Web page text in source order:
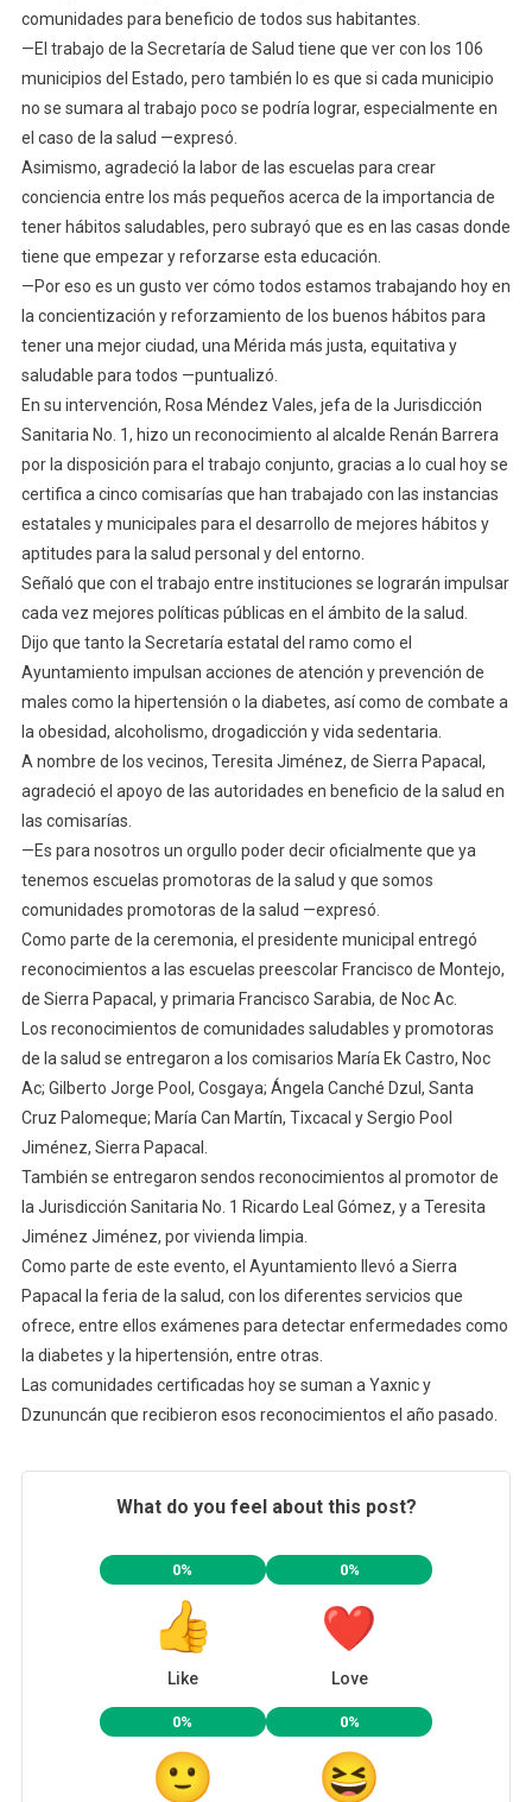
comunidades para beneficio de todos sus habitantes.
—El trabajo de la Secretaría de Salud tiene que ver con los 106
municipios del Estado, pero también lo es que si cada municipio
no se sumara al trabajo poco se podría lograr, especialmente en
el caso de la salud —expresó.
Asimismo, agradeció la labor de las escuelas para crear
conciencia entre los más pequeños acerca de la importancia de
tener hábitos saludables, pero subrayó que es en las casas donde
tiene que empezar y reforzarse esta educación.
—Por eso es un gusto ver cómo todos estamos trabajando hoy en
la concientización y reforzamiento de los buenos hábitos para
tener una mejor ciudad, una Mérida más justa, equitativa y
saludable para todos —puntualizó.
En su intervención, Rosa Méndez Vales, jefa de la Jurisdicción
Sanitaria No. 1, hizo un reconocimiento al alcalde Renán Barrera
por la disposición para el trabajo conjunto, gracias a lo cual hoy se
certifica a cinco comisarías que han trabajado con las instancias
estatales y municipales para el desarrollo de mejores hábitos y
aptitudes para la salud personal y del entorno.
Señaló que con el trabajo entre instituciones se lograrán impulsar
cada vez mejores políticas públicas en el ámbito de la salud.
Dijo que tanto la Secretaría estatal del ramo como el
Ayuntamiento impulsan acciones de atención y prevención de
males como la hipertensión o la diabetes, así como de combate a
la obesidad, alcoholismo, drogadicción y vida sedentaria.
A nombre de los vecinos, Teresita Jiménez, de Sierra Papacal,
agradeció el apoyo de las autoridades en beneficio de la salud en
las comisarías.
—Es para nosotros un orgullo poder decir oficialmente que ya
tenemos escuelas promotoras de la salud y que somos
comunidades promotoras de la salud —expresó.
Como parte de la ceremonia, el presidente municipal entregó
reconocimientos a las escuelas preescolar Francisco de Montejo,
de Sierra Papacal, y primaria Francisco Sarabia, de Noc Ac.
Los reconocimientos de comunidades saludables y promotoras
de la salud se entregaron a los comisarios María Ek Castro, Noc
Ac; Gilberto Jorge Pool, Cosgaya; Ángela Canché Dzul, Santa
Cruz Palomeque; María Can Martín, Tixcacal y Sergio Pool
Jiménez, Sierra Papacal.
También se entregaron sendos reconocimientos al promotor de
la Jurisdicción Sanitaria No. 1 Ricardo Leal Gómez, y a Teresita
Jiménez Jiménez, por vivienda limpia.
Como parte de este evento, el Ayuntamiento llevó a Sierra
Papacal la feria de la salud, con los diferentes servicios que
ofrece, entre ellos exámenes para detectar enfermedades como
la diabetes y la hipertensión, entre otras.
Las comunidades certificadas hoy se suman a Yaxnic y
Dzununcán que recibieron esos reconocimientos el año pasado.
What do you feel about this post?
0%
Like
0%
Love
0% 0%